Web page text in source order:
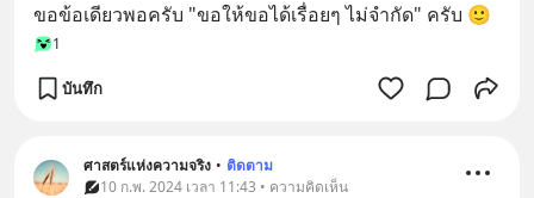
ขอข้อเดียวพอครับ "ขอให้ขอได้เรื่อยๆ ไม่จำกัด" ครับ 🙂
1
บันทึก
ศาสตร์แห่งความจริง • ติดตาม
10 ก.พ. 2024 เวลา 11:43 • ความคิดเห็น